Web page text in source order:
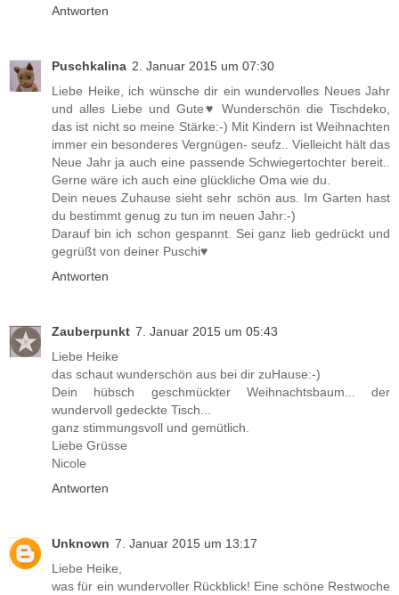
Antworten
Puschkalina 2. Januar 2015 um 07:30
Liebe Heike, ich wünsche dir ein wundervolles Neues Jahr
und alles Liebe und Gute♥ Wunderschön die Tischdeko,
das ist nicht so meine Stärke:-) Mit Kindern ist Weihnachten
immer ein besonderes Vergnügen- seufz.. Vielleicht hält das
Neue Jahr ja auch eine passende Schwiegertochter bereit..
Gerne wäre ich auch eine glückliche Oma wie du.
Dein neues Zuhause sieht sehr schön aus. Im Garten hast
du bestimmt genug zu tun im neuen Jahr:-)
Darauf bin ich schon gespannt. Sei ganz lieb gedrückt und
gegrüßt von deiner Puschi♥
Antworten
Zauberpunkt 7. Januar 2015 um 05:43
Liebe Heike
das schaut wunderschön aus bei dir zuHause:-)
Dein hübsch geschmückter Weihnachtsbaum... der
wundervoll gedeckte Tisch...
ganz stimmungsvoll und gemütlich.
Liebe Grüsse
Nicole
Antworten
Unknown 7. Januar 2015 um 13:17
Liebe Heike,
was für ein wundervoller Rückblick! Eine schöne Restwoche